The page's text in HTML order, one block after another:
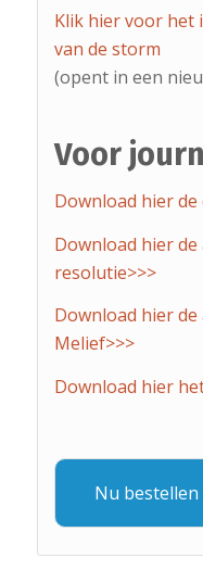
Klik hier voor het
van de storm
(opent in een
Voor
Download hier
Download hier
resolutie>>>
Download hier
Melief>>>
Download hier
Nu bestellen